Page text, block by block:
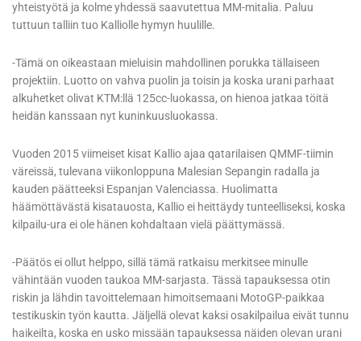
yhteistyötä ja kolme yhdessä saavutettua MM-mitalia. Paluu
tuttuun talliin tuo Kalliolle hymyn huulille.
-Tämä on oikeastaan mieluisin mahdollinen porukka tällaiseen
projektiin. Luotto on vahva puolin ja toisin ja koska urani parhaat
alkuhetket olivat KTM:llä 125cc-luokassa, on hienoa jatkaa töitä
heidän kanssaan nyt kuninkuusluokassa.
Vuoden 2015 viimeiset kisat Kallio ajaa qatarilaisen QMMF-tiimin
väreissä, tulevana viikonloppuna Malesian Sepangin radalla ja
kauden päätteeksi Espanjan Valenciassa. Huolimatta
häämöttävästä kisatauosta, Kallio ei heittäydy tunteelliseksi, koska
kilpailu-ura ei ole hänen kohdaltaan vielä päättymässä.
-Päätös ei ollut helppo, sillä tämä ratkaisu merkitsee minulle
vähintään vuoden taukoa MM-sarjasta. Tässä tapauksessa otin
riskin ja lähdin tavoittelemaan himoitsemaani MotoGP-paikkaa
testikuskin työn kautta. Jäljellä olevat kaksi osakilpailua eivät tunnu
haikeilta, koska en usko missään tapauksessa näiden olevan urani